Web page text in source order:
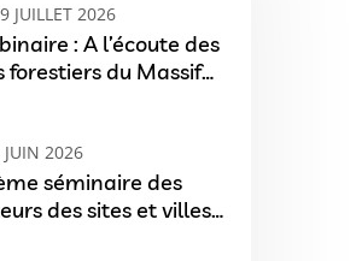
JUILLET 2026
: A l’écoute des
forestiers du Massif
JUIN 2026
séminaire des
des sites et villes